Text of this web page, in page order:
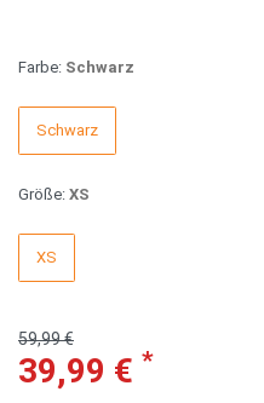
Farbe: Schwarz
Schwarz
Größe: XS
XS
59,99 €
39,99 € *